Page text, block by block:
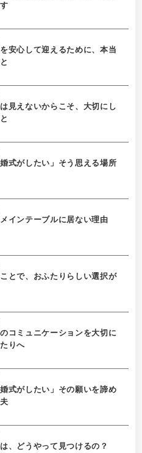
安心して迎えるために、本当
見えないからこそ、大切にし
婚式がしたい」そう思える場所
インテーブルに居ない理由
とで、おふたりらしい選択が
コミュニケーションを大切に
りへ
婚式がしたい」その願いを諦め
、どうやって見つけるの？